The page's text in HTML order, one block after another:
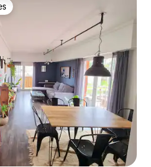
dos hóspedes